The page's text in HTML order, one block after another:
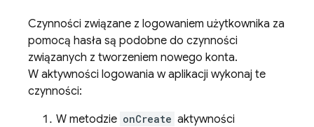
Czynności związane z logowaniem użytkownika za
pomocą hasła są podobne do czynności
związanych z tworzeniem nowego konta.
W aktywności logowania w aplikacji wykonaj te
czynności:
W metodzie onCreate aktywności